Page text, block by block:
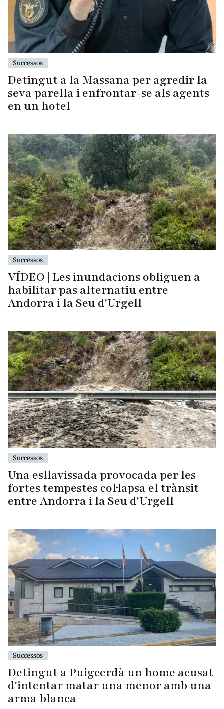
Successos
Detingut a la Massana per agredir la
seva parella i enfrontar-se als agents
en un hotel
Successos
VÍDEO | Les inundacions obliguen a
habilitar pas alternatiu entre
Andorra i la Seu d'Urgell
Successos
Una esllavissada provocada per les
fortes tempestes col·lapsa el trànsit
entre Andorra i la Seu d'Urgell
Successos
Detingut a Puigcerdà un home acusat
d'intentar matar una menor amb una
arma blanca